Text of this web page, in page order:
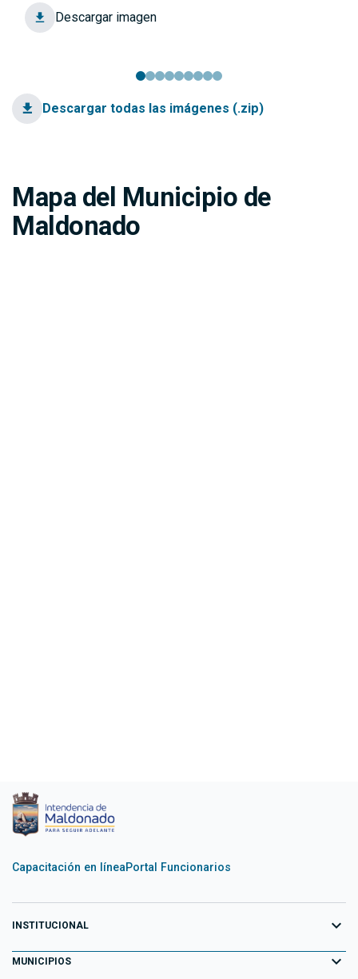
Descargar imagen
Descargar todas las imágenes (.zip)
Mapa del Municipio de
Maldonado
Capacitación en líneaPortal Funcionarios
INSTITUCIONAL expand_more
Equipo de Gobierno
MUNICIPIOS expand_more